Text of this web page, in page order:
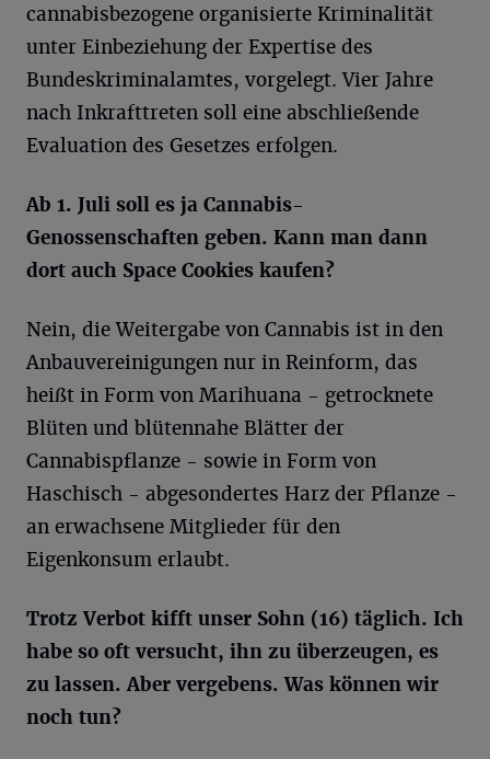
cannabisbezogene organisierte Kriminalität
unter Einbeziehung der Expertise des
Bundeskriminalamtes, vorgelegt. Vier Jahre
nach Inkrafttreten soll eine abschließende
Evaluation des Gesetzes erfolgen.
Ab 1. Juli soll es ja Cannabis-
Genossenschaften geben. Kann man dann
dort auch Space Cookies kaufen?
Nein, die Weitergabe von Cannabis ist in den
Anbauvereinigungen nur in Reinform, das
heißt in Form von Marihuana - getrocknete
Blüten und blütennahe Blätter der
Cannabispflanze - sowie in Form von
Haschisch - abgesondertes Harz der Pflanze -
an erwachsene Mitglieder für den
Eigenkonsum erlaubt.
Trotz Verbot kifft unser Sohn (16) täglich. Ich
habe so oft versucht, ihn zu überzeugen, es
zu lassen. Aber vergebens. Was können wir
noch tun?